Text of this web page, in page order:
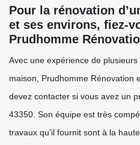
Pour la rénovation
et ses environs, fiez-
Prudhomme
Avec une expérience de
maison, Prudhomme Rénovation
devez contacter si vous avez un
43350. Son équipe est très
travaux qu’il fournit sont à la